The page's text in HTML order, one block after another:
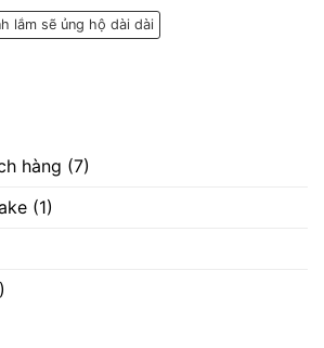
lắm sẽ ủng hộ dài dài
hàng (7)
(1)